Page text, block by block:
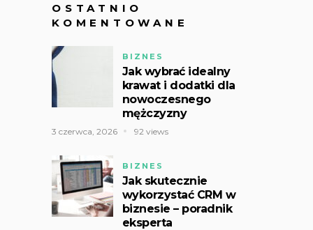
OSTATNIO
KOMENTOWANE
BIZNES
Jak wybrać idealny
krawat i dodatki dla
nowoczesnego
mężczyzny
3 czerwca, 2026 92 views
BIZNES
Jak skutecznie
wykorzystać CRM w
biznesie – poradnik
eksperta